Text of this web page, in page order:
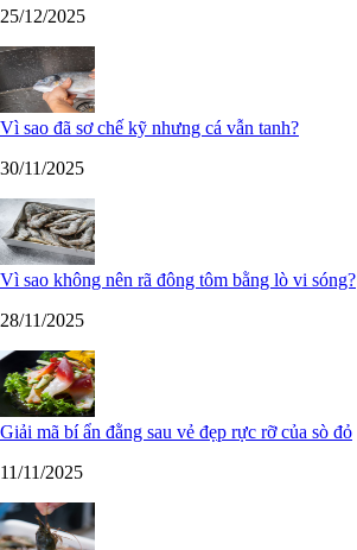
25/12/2025
Vì sao đã sơ chế kỹ nhưng cá vẫn tanh?
30/11/2025
Vì sao không nên rã đông tôm bằng lò vi sóng?
28/11/2025
Giải mã bí ẩn đằng sau vẻ đẹp rực rỡ của sò đỏ
11/11/2025